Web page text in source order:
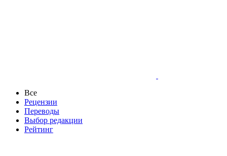
Все
Рецензии
Переводы
Выбор редакции
Рейтинг